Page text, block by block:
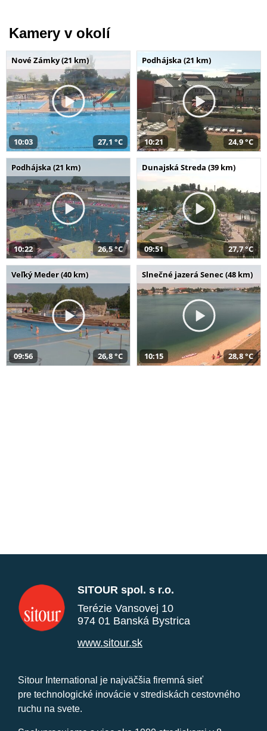
Kamery v okolí
Nové Zámky (21 km)
10:03 27,1 °C
Podhájska (21 km)
10:21 24,9 °C
Podhájska (21 km)
10:22 26,5 °C
Dunajská Streda (39 km)
09:51 27,7 °C
Veľký Meder (40 km)
09:56 26,8 °C
Slnečné jazerá Senec (48 km)
10:15 28,8 °C
SITOUR spol. s r.o.
Terézie Vansovej 10
974 01 Banská Bystrica
www.sitour.sk
Sitour International je najväčšia firemná sieť
pre technologické inovácie v strediskách cestovného
ruchu na svete.